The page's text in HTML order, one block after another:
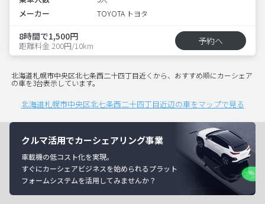
メーカー TOYOTA トヨタ
8時間で1,500円
距離料金 200円/10km 予約へ
北海道札幌市中央区北七条西二十四丁目近くから、おすすめ順にカーシェア
の車を3台表示しています。
北海道札幌市中央区北七条西二十四丁目近辺の車をマップで見る
クルマ活用でカーシェアリング事業
車載機の低コスト化を実現。
すぐにカーシェアビジネスを始められるプラット
フォームシステムを活用してみませんか？